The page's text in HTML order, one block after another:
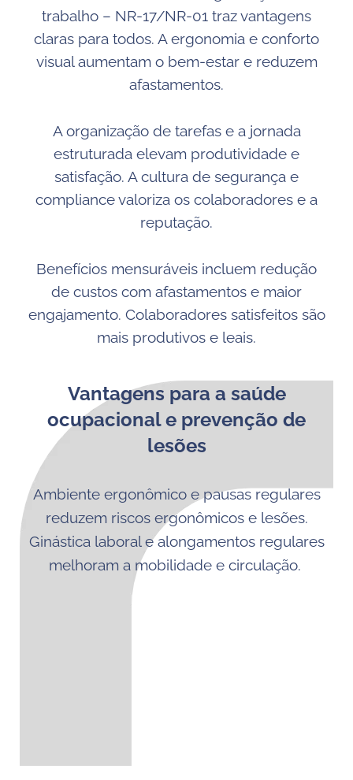
trabalho – NR-17/NR-01 traz vantagens
claras para todos. A ergonomia e conforto
visual aumentam o bem-estar e reduzem
afastamentos.
A organização de tarefas e a jornada
estruturada elevam produtividade e
satisfação. A cultura de segurança e
compliance valoriza os colaboradores e a
reputação.
Benefícios mensuráveis incluem redução
de custos com afastamentos e maior
engajamento. Colaboradores satisfeitos são
mais produtivos e leais.
Vantagens para a saúde
ocupacional e prevenção de
lesões
Ambiente ergonômico e pausas regulares
reduzem riscos ergonômicos e lesões.
Ginástica laboral e alongamentos regulares
melhoram a mobilidade e circulação.